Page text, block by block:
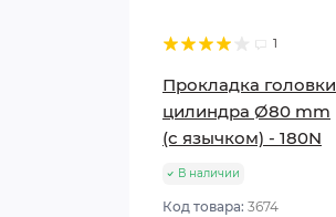
1
Прокладка головки
цилиндра Ø80 mm
(с язычком) - 180N
В наличии
Код товара: 3674